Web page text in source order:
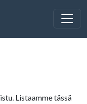
Listaamme tässä